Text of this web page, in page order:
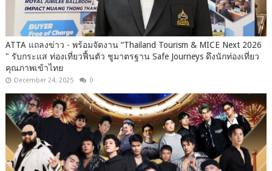
ATTA แถลงข่าว - พร้อมจัดงาน “Thailand Tourism & MICE Next 2026
" รับกระแส ท่องเที่ยวฟื้นตัว ชูมาตรฐาน Safe Journeys ดึงนักท่องเที่ยว
คุณภาพเข้าไทย
December 24, 2025 0